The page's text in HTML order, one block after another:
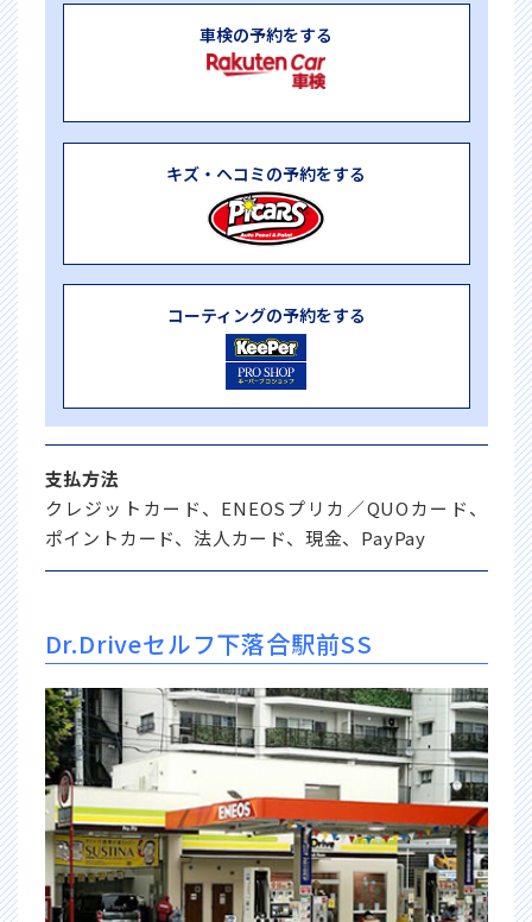
車検の予約をする
キズ・ヘコミの予約をする
コーティングの予約をする
支払方法
クレジットカード、ENEOSプリカ／QUOカード、
ポイントカード、法人カード、現金、PayPay
Dr.Driveセルフ下落合駅前SS